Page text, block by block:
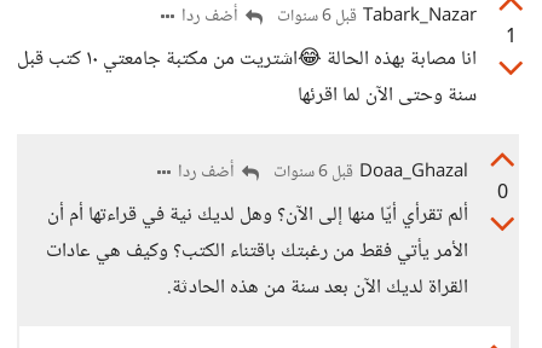
1
Tabark_Nazar قبل 6 سنوات أضف ردا
انا مصابة بهذه الحالة 😂اشتريت من مكتبة جامعتي ١٠ كتب قبل
سنة وحتى الآن لما اقرئها
0
Doaa_Ghazal قبل 6 سنوات أضف ردا
ألم تقرأي أيّا منها إلى الآن؟ وهل لديك نية في قراءتها أم أن
الأمر يأتي فقط من رغبتك باقتناء الكتب؟ وكيف هي عادات
القراة لديك الآن بعد سنة من هذه الحادثة.